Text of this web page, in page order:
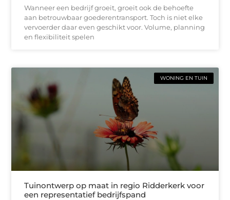
Wanneer een bedrijf groeit, groeit ook de behoefte
aan betrouwbaar goederentransport. Toch is niet elke
vervoerder daar even geschikt voor. Volume, planning
en flexibiliteit spelen
WONING EN TUIN
Tuinontwerp op maat in regio Ridderkerk voor
een representatief bedrijfspand